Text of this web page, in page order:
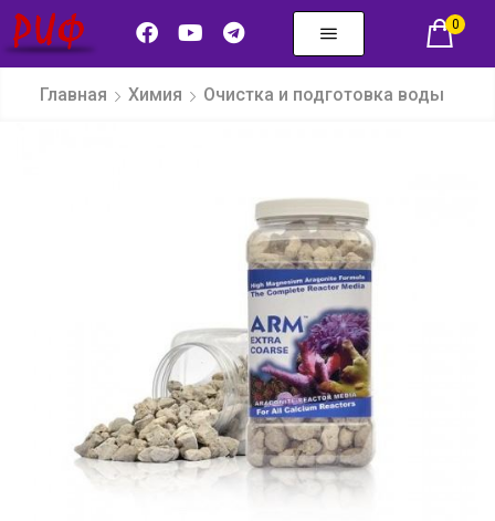
0
Главная Химия Очистка и подготовка воды